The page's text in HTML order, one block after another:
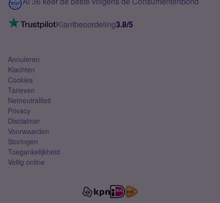
Mobiel internet
Mobiel abonnement
VoLTE 4G bellenKlantbeoordeling3.8/5
Annuleren
Klachten
Cookies
Tarieven
Netneutraliteit
Privacy
Disclaimer
Voorwaarden
Storingen
Toegankelijkheid
Veilig online